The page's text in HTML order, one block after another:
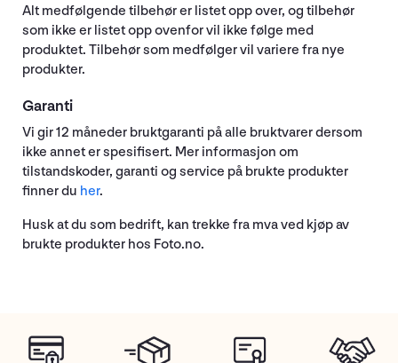
Alt medfølgende tilbehør er listet opp over, og tilbehør
som ikke er listet opp ovenfor vil ikke følge med
produktet. Tilbehør som medfølger vil variere fra nye
produkter.
Garanti
Vi gir 12 måneder bruktgaranti på alle bruktvarer dersom
ikke annet er spesifisert. Mer informasjon om
tilstandskoder, garanti og service på brukte produkter
finner du her.
Husk at du som bedrift, kan trekke fra mva ved kjøp av
brukte produkter hos Foto.no.